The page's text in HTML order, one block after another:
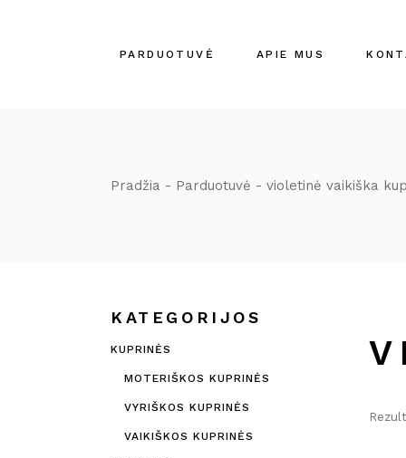
PARDUOTUVĖ APIE MUS
Pradžia Parduotuvė violetinė vaikiška
KATEGORIJOS
KUPRINĖS
MOTERIŠKOS KUPRINĖS
VYRIŠKOS KUPRINĖS
VAIKIŠKOS KUPRINĖS